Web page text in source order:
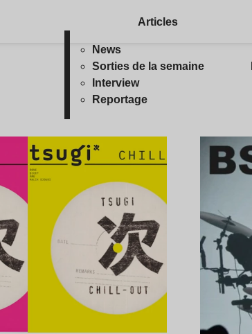
Articles
News
Sorties de la semaine
Interview
Reportage